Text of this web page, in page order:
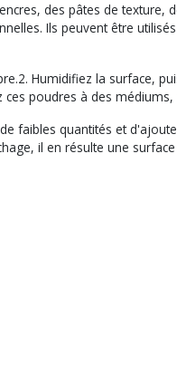
des pâtes de texture,
Ils peuvent être
Humidifiez la surface,
poudres à des
faibles quantités et
il en résulte une